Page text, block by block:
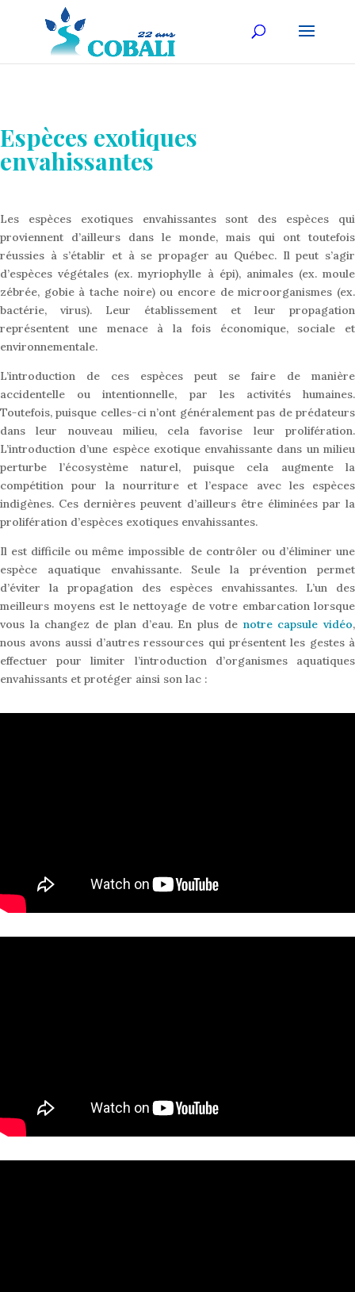
Espèces exotiques
envahissantes
Les espèces exotiques envahissantes sont des espèces qui
proviennent d’ailleurs dans le monde, mais qui ont toutefois
réussies à s’établir et à se propager au Québec. Il peut s’agir
d’espèces végétales (ex. myriophylle à épi), animales (ex. moule
zébrée, gobie à tache noire) ou encore de microorganismes (ex.
bactérie, virus). Leur établissement et leur propagation
représentent une menace à la fois économique, sociale et
environnementale.
L’introduction de ces espèces peut se faire de manière
accidentelle ou intentionnelle, par les activités humaines.
Toutefois, puisque celles-ci n’ont généralement pas de prédateurs
dans leur nouveau milieu, cela favorise leur prolifération.
L’introduction d’une espèce exotique envahissante dans un milieu
perturbe l’écosystème naturel, puisque cela augmente la
compétition pour la nourriture et l’espace avec les espèces
indigènes. Ces dernières peuvent d’ailleurs être éliminées par la
prolifération d’espèces exotiques envahissantes.
Il est difficile ou même impossible de contrôler ou d’éliminer une
espèce aquatique envahissante. Seule la prévention permet
d’éviter la propagation des espèces envahissantes. L’un des
meilleurs moyens est le nettoyage de votre embarcation lorsque
vous la changez de plan d’eau. En plus de notre capsule vidéo,
nous avons aussi d’autres ressources qui présentent les gestes à
effectuer pour limiter l’introduction d’organismes aquatiques
envahissants et protéger ainsi son lac :